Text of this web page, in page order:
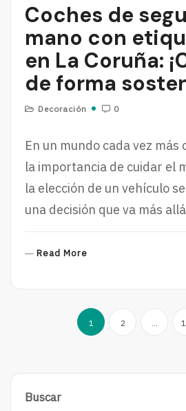
Coches de
mano con
en La Coruña:
de forma
Decoración 0
En un mundo cada vez más
la importancia de cuidar el
la elección de un vehículo
una decisión que va más
Read More
O
1 2
Buscar